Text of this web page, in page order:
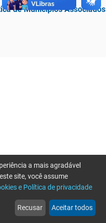
de Municípios Associados
web
Notícias
more_horiz
Mais
a mais agradável
site, você assume
e Política de privacidade
Recusar Aceitar todos
tente novamente